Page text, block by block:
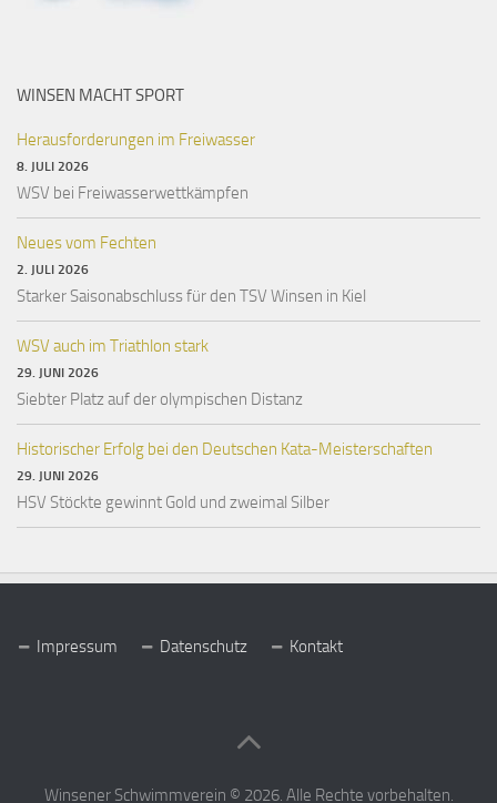
WINSEN MACHT SPORT
Herausforderungen im Freiwasser
8. JULI 2026
WSV bei Freiwasserwettkämpfen
Neues vom Fechten
2. JULI 2026
Starker Saisonabschluss für den TSV Winsen in Kiel
WSV auch im Triathlon stark
29. JUNI 2026
Siebter Platz auf der olympischen Distanz
Historischer Erfolg bei den Deutschen Kata-Meisterschaften
29. JUNI 2026
HSV Stöckte gewinnt Gold und zweimal Silber
Impressum Datenschutz Kontakt
Winsener Schwimmverein © 2026. Alle Rechte vorbehalten.